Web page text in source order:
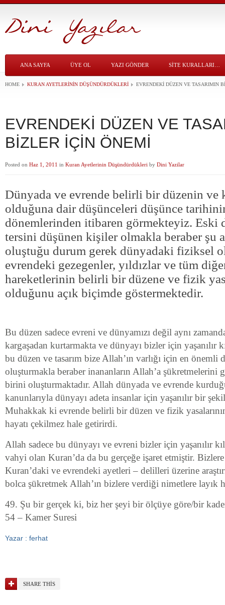
ANA SAYFA ÜYE OL YAZI GÖNDER SITE KURALLARI…
HOME KURAN AYETLERININ DÜŞÜNDÜRDÜKLERI EVRENDEKİ DÜZEN VE TASARIMIN
EVRENDEKİ DÜZEN VE
BİZLER İÇİN ÖNEMİ
Posted on Haz 1, 2011 in Kuran Ayetlerinin Düşündürdükleri by Dini Yazilar
Dünyada ve evrende belirli bir düzenin ve
olduğuna dair düşünceleri düşünce
dönemlerinden itibaren görmekteyiz. Eski
tersini düşünen kişiler olmakla beraber şu
oluştuğu durum gerek dünyadaki fiziksel
evrendeki gezegenler, yıldızlar ve tüm
hareketlerinin belirli bir düzene ve fizik
olduğunu açık biçimde göstermektedir.
Bu düzen sadece evreni ve dünyamızı değil aynı
kargaşadan kurtarmakta ve dünyayı bizler için yaşanılır
bu düzen ve tasarım bize Allah’ın varlığı için en
oluşturmakla beraber inananların Allah’a şükretmelerini
birini oluşturmaktadır. Allah dünyada ve evrende
kanunlarıyla dünyayı adeta insanlar için yaşanılır bir
Muhakkak ki evrende belirli bir düzen ve fizik
hayatı çekilmez hale getirirdi.
Allah sadece bu dünyayı ve evreni bizler için yaşanılır
vahyi olan Kuran’da da bu gerçeğe işaret etmiştir.
Kuran’daki ve evrendeki ayetleri – delilleri üzerine
bolca şükretmek Allah’ın bizlere verdiği nimetlere layık
49. Şu bir gerçek ki, biz her şeyi bir ölçüye göre/bir
54 – Kamer Suresi
Yazar : ferhat
SHARE THIS